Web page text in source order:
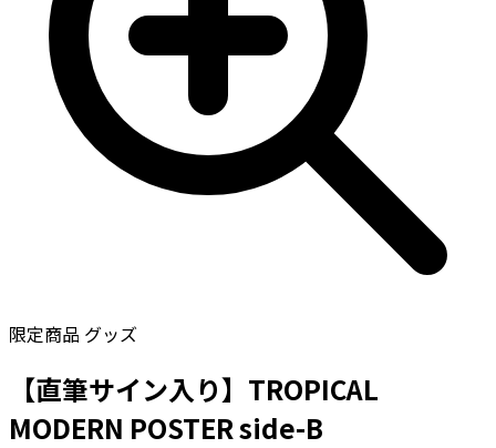
限定商品 グッズ
【直筆サイン入り】TROPICAL
MODERN POSTER side-B